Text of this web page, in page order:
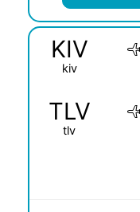
KIV
kiv
TLV
tlv